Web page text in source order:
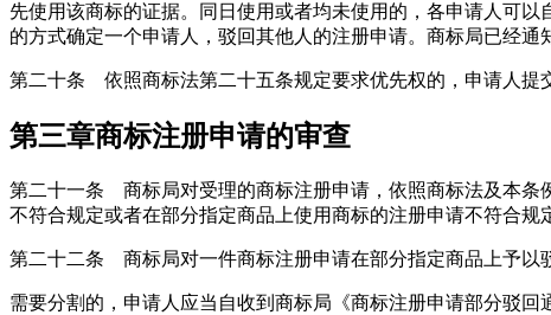
先使用该商标的证据。同日使用或者均未使用的，各申请人可
的方式确定一个申请人，驳回其他人的注册申请。商标局已经
第二十条 依照商标法第二十五条规定要求优先权的，申请人提
第三章商标注册申请的审查
第二十一条 商标局对受理的商标注册申请，依照商标法及本条
不符合规定或者在部分指定商品上使用商标的注册申请不符合
第二十二条 商标局对一件商标注册申请在部分指定商品上予以
需要分割的，申请人应当自收到商标局《商标注册申请部分驳回